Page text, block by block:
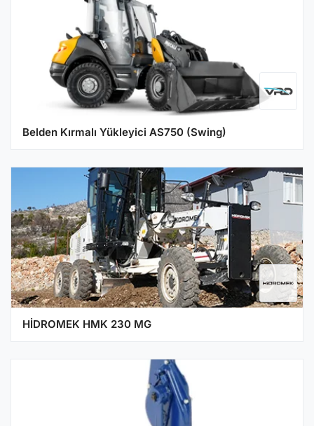
Belden Kırmalı Yükleyici AS750 (Swing)
HİDROMEK HMK 230 MG